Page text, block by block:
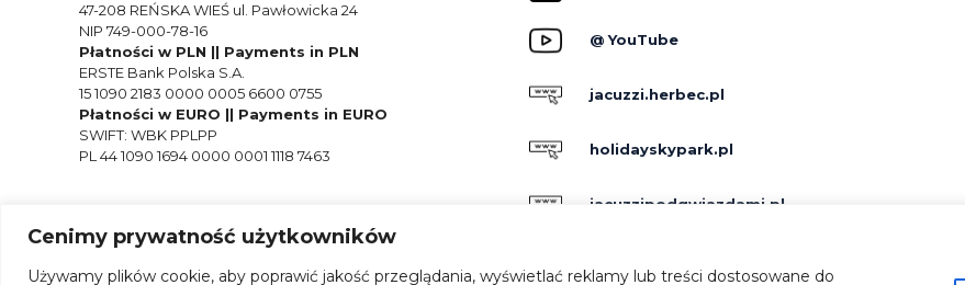
Cenimy prywatność użytkowników
Używamy plików cookie, aby poprawić jakość przeglądania, wyświetlać reklamy lub treści dostosowane do
47-208 REŃSKA WIEŚ ul. Pawłowicka 24
NIP 749-000-78-16
Płatności w PLN || Payments in PLN
ERSTE Bank Polska S.A.
15 1090 2183 0000 0005 6600 0755
Płatności w EURO || Payments in EURO
SWIFT: WBK PPLPP
PL 44 1090 1694 0000 0001 1118 7463
@ YouTube
jacuzzi.herbec.pl
holidayskypark.pl
jacuzzipodgwiazdami.pl